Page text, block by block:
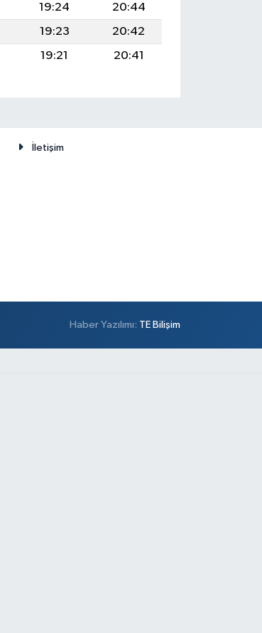
19:24
20:44
19:23
20:42
19:21 20:41
İletişim
Haber Yazılımı: TE Bilişim